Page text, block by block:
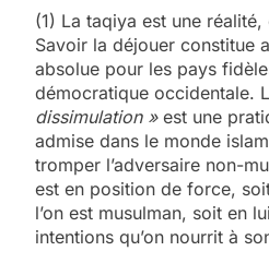
(1) La taqiya est une
Savoir la déjouer constitue
absolue pour les pays
démocratique occidentale.
dissimulation »est une
admise dans le monde
tromper l’adversaire non-
est en position de force,
l’on est musulman, soit en
intentions qu’on nourrit à